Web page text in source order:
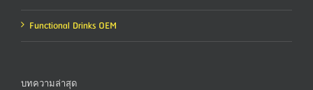
Functional Drinks OEM
บทความล่าสุด